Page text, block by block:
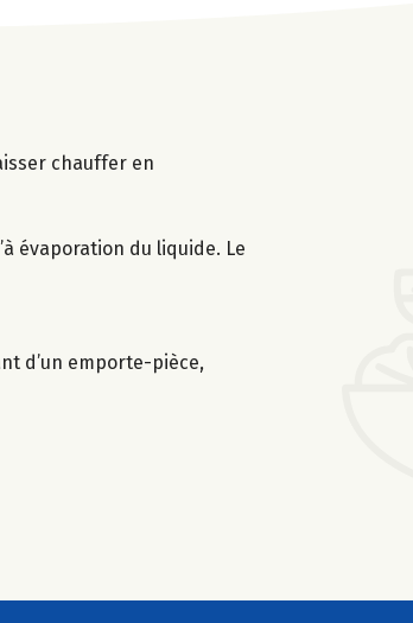
chauffer en
évaporation du liquide. Le
d’un emporte-pièce,